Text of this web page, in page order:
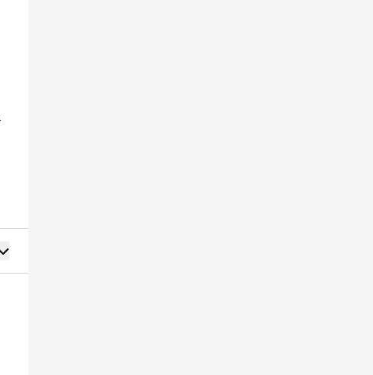
en begeleiden bij slaapproblemen binnen de JGZ
en behandelen van slaapproblemen buiten de JGZ
accordion over 5 Begeleiden
de slag te gaan met slapen